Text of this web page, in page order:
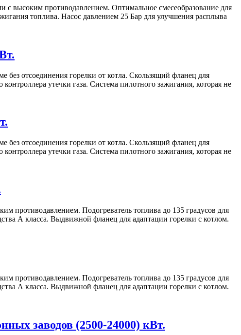
с высоким противодавлением. Оптимальное смесеобразование для
топлива. Насос давлением 25 Бар для улучшения расплыва
отсоединения горелки от котла. Скользящий фланец для
утечки газа. Система пилотного зажигания, которая не
отсоединения горелки от котла. Скользящий фланец для
утечки газа. Система пилотного зажигания, которая не
противодавлением. Подогреватель топлива до 135 градусов для
А класса. Выдвижной фланец для адаптации горелки с котлом.
противодавлением. Подогреватель топлива до 135 градусов для
А класса. Выдвижной фланец для адаптации горелки с котлом.
заводов (2500-24000) кВт.